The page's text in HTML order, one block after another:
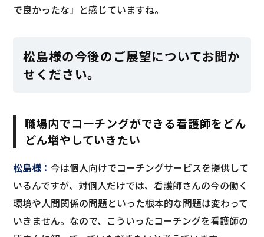
で良かったな」と感じていますね。
松島様の今後のご展望についてお聞か
せください。
職場内でコーチングができる看護師をどん
どん増やしていきたい
松島様 ：今は個人向けでコーチングサービスを提供して
いるんですが、対個人だけでは、看護師さんの今の働く
環境や人間関係の問題といった根本的な問題は変わって
いきません。なので、こういったコーチングを看護師の